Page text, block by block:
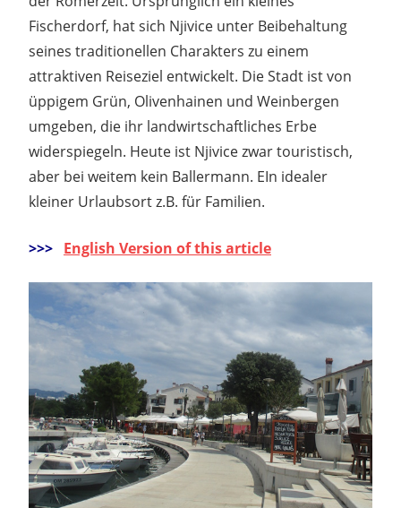
Fischerdorf, hat sich Njivice unter Beibehaltung
seines traditionellen Charakters zu einem
attraktiven Reiseziel entwickelt. Die Stadt ist von
üppigem Grün, Olivenhainen und Weinbergen
umgeben, die ihr landwirtschaftliches Erbe
widerspiegeln. Heute ist Njivice zwar touristisch,
aber bei weitem kein Ballermann. EIn idealer
kleiner Urlaubsort z.B. für Familien.
>>> English Version of this article